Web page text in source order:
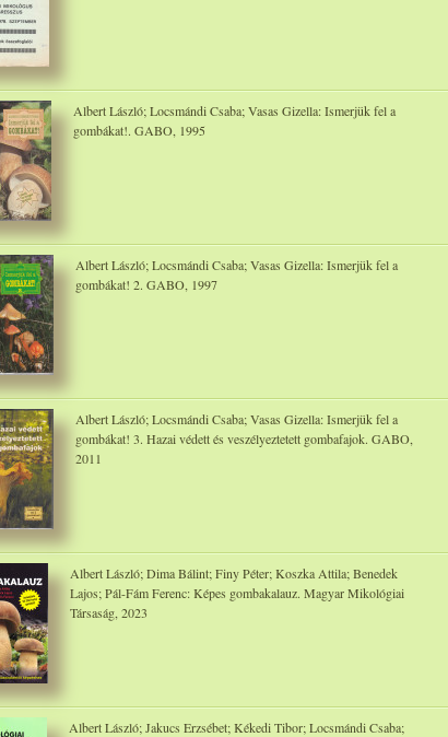
Albert László; Locsmándi Csaba; Vasas Gizella: Ismerjük fel a
gombákat!. GABO, 1995
Albert László; Locsmándi Csaba; Vasas Gizella: Ismerjük fel a
gombákat! 2. GABO, 1997
Albert László; Locsmándi Csaba; Vasas Gizella: Ismerjük fel a
gombákat! 3. Hazai védett és veszélyeztetett gombafajok. GABO,
2011
Albert László; Dima Bálint; Finy Péter; Koszka Attila; Benedek
Lajos; Pál-Fám Ferenc: Képes gombakalauz. Magyar Mikológiai
Társaság, 2023
Albert László; Jakucs Erzsébet; Kékedi Tibor; Locsmándi Csaba;